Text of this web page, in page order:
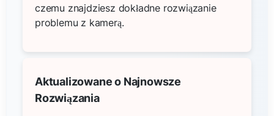
czemu znajdziesz dokładne rozwiązanie
problemu z kamerą.
Aktualizowane o Najnowsze
Rozwiązania